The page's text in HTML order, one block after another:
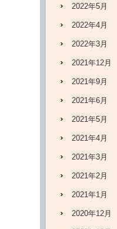
2022年5月
2022年4月
2022年3月
2021年12月
2021年9月
2021年6月
2021年5月
2021年4月
2021年3月
2021年2月
2021年1月
2020年12月